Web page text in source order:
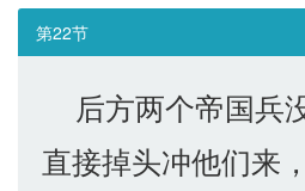
第22节
后方两个帝国兵
直接掉头冲他们来